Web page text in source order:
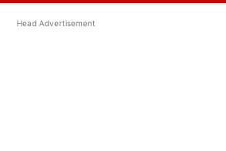
Head Advertisement